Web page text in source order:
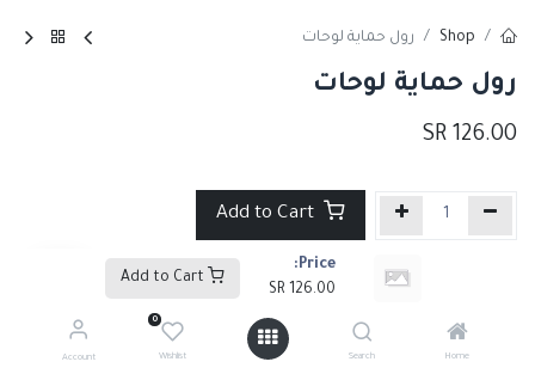
Price:
126.00
Home
Search
0
Wishlist
Account
Shop رول حماية لوحات
رول حماية لوحات
126.00
Add to Cart
إضافة إلى قائمة الأمنيات